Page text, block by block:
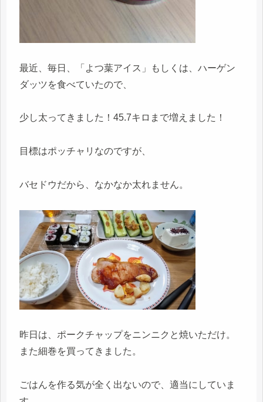
最近、毎日、「よつ葉アイス」もしくは、ハーゲン
ダッツを食べていたので、
少し太ってきました！45.7キロまで増えました！
目標はポッチャリなのですが、
バセドウだから、なかなか太れません。
昨日は、ポークチャップをニンニクと焼いただけ。
また細巻を買ってきました。
ごはんを作る気が全く出ないので、適当にしていま